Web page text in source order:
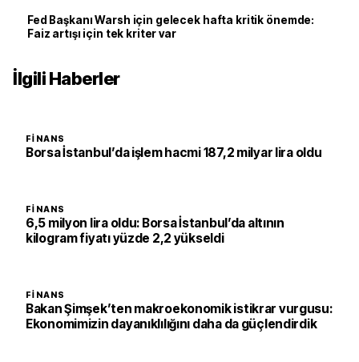
Fed Başkanı Warsh için gelecek hafta kritik önemde:
Faiz artışı için tek kriter var
İlgili Haberler
FINANS
Borsa İstanbul’da işlem hacmi 187,2 milyar lira oldu
FINANS
6,5 milyon lira oldu: Borsa İstanbul’da altının
kilogram fiyatı yüzde 2,2 yükseldi
FINANS
Bakan Şimşek’ten makroekonomik istikrar vurgusu:
Ekonomimizin dayanıklılığını daha da güçlendirdik